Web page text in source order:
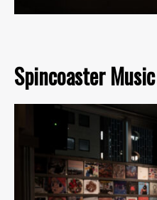
Spincoaster